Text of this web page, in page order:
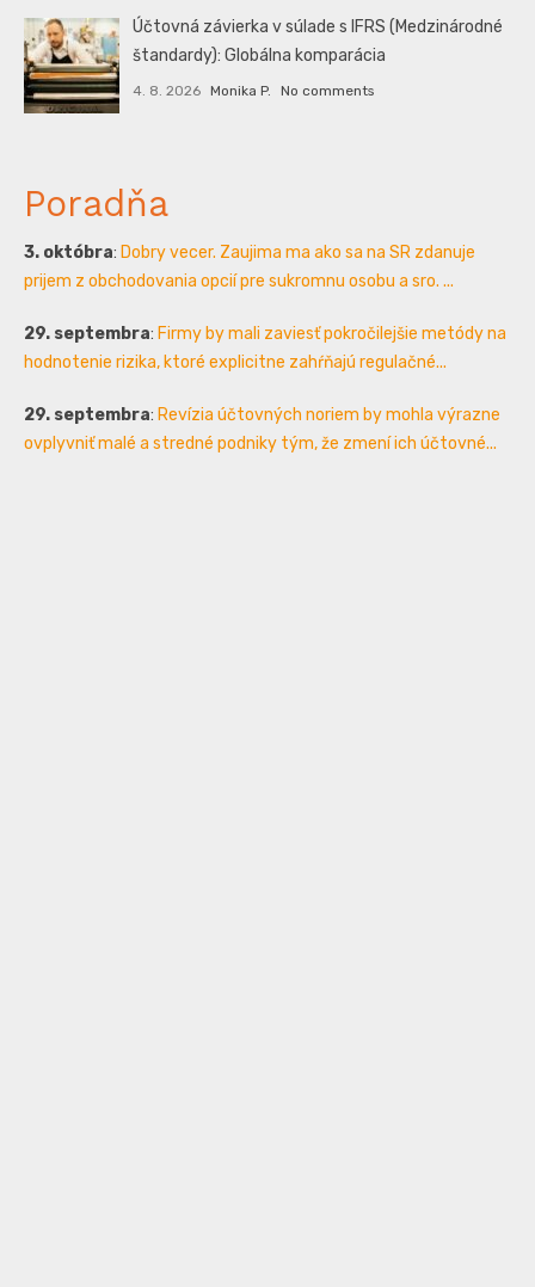
Účtovná závierka v súlade s IFRS (Medzinárodné
štandardy): Globálna komparácia
4. 8. 2026 Monika P. No comments
Poradňa
3. októbra: Dobry vecer. Zaujima ma ako sa na SR zdanuje
prijem z obchodovania opcií pre sukromnu osobu a sro. ...
29. septembra: Firmy by mali zaviesť pokročilejšie metódy na
hodnotenie rizika, ktoré explicitne zahŕňajú regulačné...
29. septembra: Revízia účtovných noriem by mohla výrazne
ovplyvniť malé a stredné podniky tým, že zmení ich účtovné...